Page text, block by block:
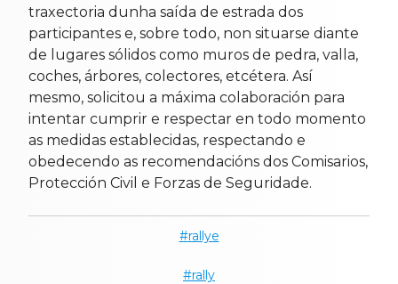
traxectoria dunha saída de estrada dos
participantes e, sobre todo, non situarse diante
de lugares sólidos como muros de pedra, valla,
coches, árbores, colectores, etcétera. Así
mesmo, solicitou a máxima colaboración para
intentar cumprir e respectar en todo momento
as medidas establecidas, respectando e
obedecendo as recomendacións dos Comisarios,
Protección Civil e Forzas de Seguridade.
rallye
rally